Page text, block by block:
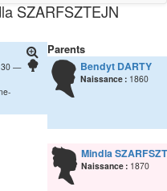
SZARFSZTEJN
30
Parents
Bendyt DARTY
Naissance : 1860
Mindla
Naissance : 1870